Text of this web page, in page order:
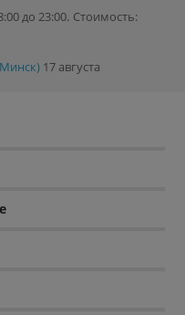
до 23:00. Стоимость:
17 августа